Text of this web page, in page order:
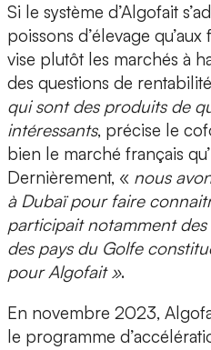
Si le système d’Algofait
poissons d’élevage
vise plutôt les marchés à
des questions de
qui sont des produits de
intéressants, précise le
bien le marché français
Dernièrement, « nous
à Dubaï pour faire
participait notamment des
des pays du Golfe
pour Algofait».
En novembre 2023,
le programme